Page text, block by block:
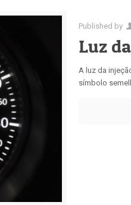
Published by
Luz
A luz da
símbolo